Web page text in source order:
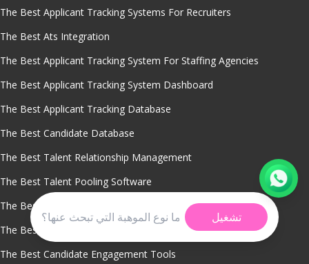
تشغيل
The Best Applicant Tracking Systems For Recruiters
The Best Ats Integration
The Best Applicant Tracking System For Staffing Agencies
The Best Applicant Tracking System Dashboard
The Best Applicant Tracking Database
The Best Candidate Database
The Best Talent Relationship Management
The Best Talent Pooling Software
The Best Applicant Tracking System Reports
The Best Applicant Tracking System Integration
The Best Candidate Engagement Tools